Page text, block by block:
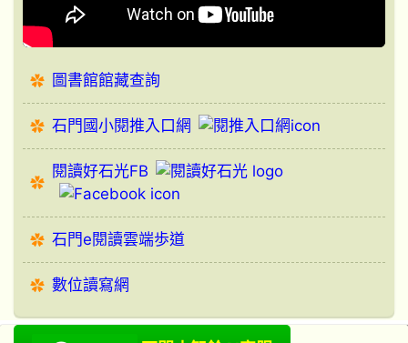
圖書館館藏查詢
石門國小閱推入口網
閱讀好石光FB
石門e閱讀雲端歩道
數位讀寫網